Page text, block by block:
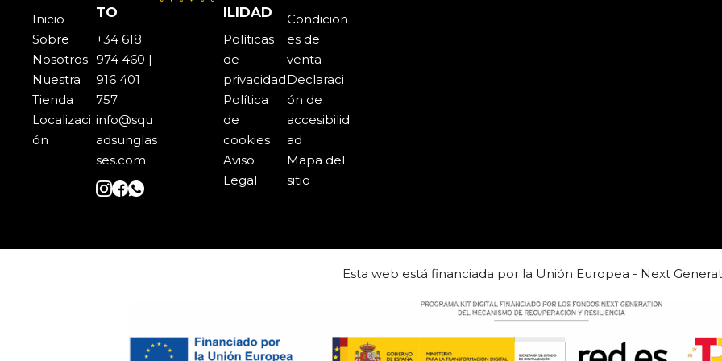
Inicio
Sobre
Nosotros
Nuestra
Tienda
Localizaci
ón
TO
+34 618
974 460 |
916 401
757
info@squ
adsunglas
ses.com
ILIDAD
Políticas
de
privacidad
Política
de
cookies
Aviso
Legal
Condicion
es de
venta
Declaraci
ón de
accesibilid
ad
Mapa del
sitio
Esta web está financiada por la Unión Europea - Next